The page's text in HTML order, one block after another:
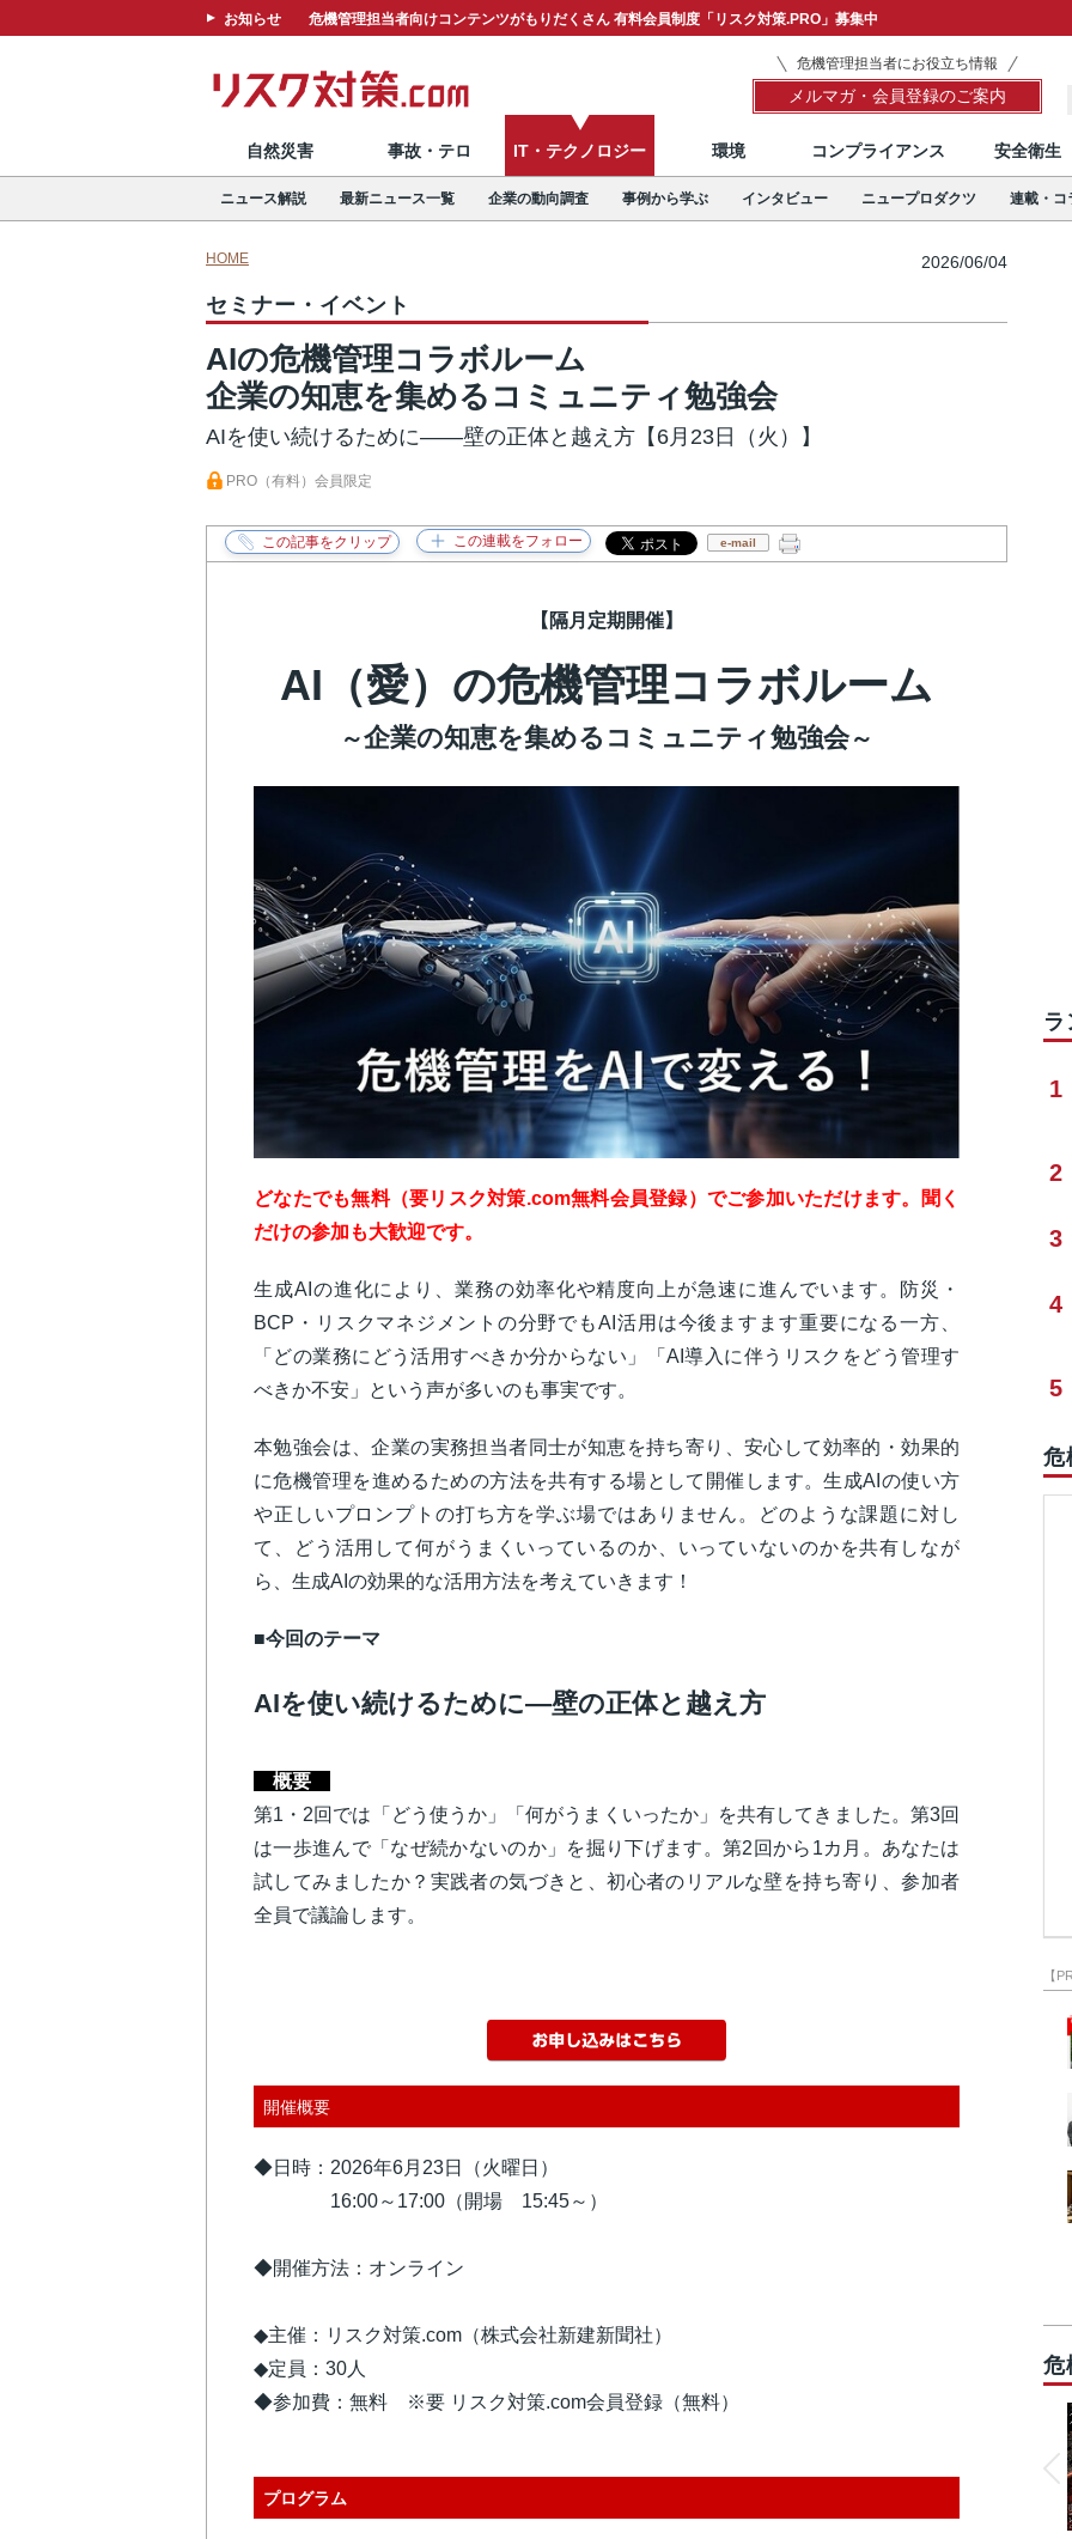
お知らせ 危機管理担当者向けコンテンツがもりだくさん 有料会員制度「リスク対策.PRO」募集中
危機管理担当者にお役立ち情報
メルマガ・会員登録のご案内
自然災害 事故・テロ IT・テクノロジー 環境 コンプライアンス 安全衛生
ニュース解説 最新ニュース一覧 企業の動向調査 事例から学ぶ インタビュー ニュープロダクツ 連載・コ
HOME 2026/06/04
セミナー・イベント
AIの危機管理コラボルーム
企業の知恵を集めるコミュニティ勉強会
AIを使い続けるために——壁の正体と越え方【6月23日（火）】
PRO（有料）会員限定
e-mail
【隔月定期開催】
AI（愛）の危機管理コラボルーム
～企業の知恵を集めるコミュニティ勉強会～
どなたでも無料（要リスク対策.com無料会員登録）でご参加いただけます。聞く
だけの参加も大歓迎です。
生成AIの進化により、業務の効率化や精度向上が急速に進んでいます。防災・
BCP・リスクマネジメントの分野でもAI活用は今後ますます重要になる一方、
「どの業務にどう活用すべきか分からない」「AI導入に伴うリスクをどう管理す
べきか不安」という声が多いのも事実です。
本勉強会は、企業の実務担当者同士が知恵を持ち寄り、安心して効率的・効果的
に危機管理を進めるための方法を共有する場として開催します。生成AIの使い方
や正しいプロンプトの打ち方を学ぶ場ではありません。どのような課題に対し
て、どう活用して何がうまくいっているのか、いっていないのかを共有しなが
ら、生成AIの効果的な活用方法を考えていきます！
■今回のテーマ
AIを使い続けるために—壁の正体と越え方
概要
第1・2回では「どう使うか」「何がうまくいったか」を共有してきました。第3回
は一歩進んで「なぜ続かないのか」を掘り下げます。第2回から1カ月。あなたは
試してみましたか？実践者の気づきと、初心者のリアルな壁を持ち寄り、参加者
全員で議論します。
開催概要
◆日時：2026年6月23日（火曜日）
16:00～17:00（開場 15:45～）
◆開催方法：オンライン
◆主催：リスク対策.com（株式会社新建新聞社）
◆定員：30人
◆参加費：無料 ※要 リスク対策.com会員登録（無料）
プログラム
1
2
3
4
5
危
【
危